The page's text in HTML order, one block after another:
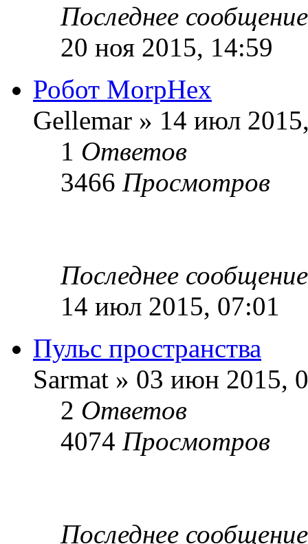
Последнее
20 ноя 2015, 14:59
Робот MorpHex
Gellemar » 14 июл
1 Ответов
3466 Просмотров
Последнее
14 июл 2015, 07:01
Пульс пространства
Sarmat » 03 июн 2015,
2 Ответов
4074 Просмотров
Последнее